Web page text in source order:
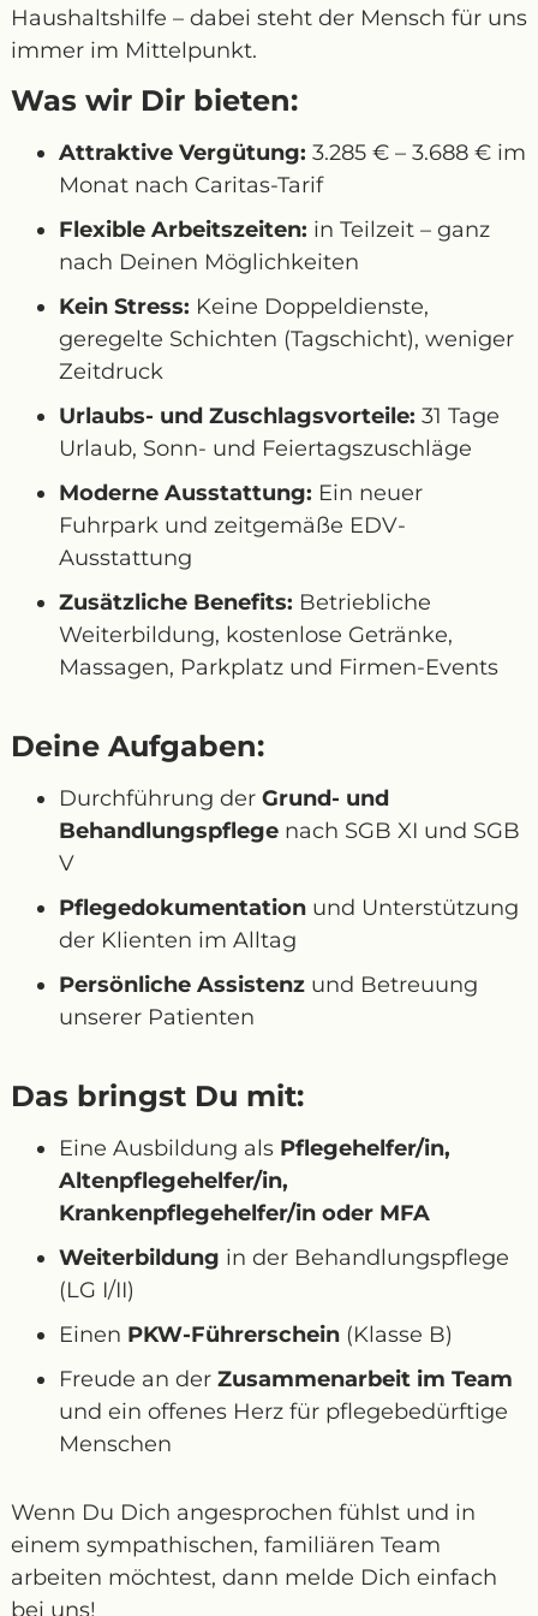
Haushaltshilfe – dabei steht der Mensch für uns
immer im Mittelpunkt.
Was wir Dir bieten:
Attraktive Vergütung: 3.285 € – 3.688 € im
Monat nach Caritas-Tarif
Flexible Arbeitszeiten: in Teilzeit – ganz
nach Deinen Möglichkeiten
Kein Stress: Keine Doppeldienste,
geregelte Schichten (Tagschicht), weniger
Zeitdruck
Urlaubs- und Zuschlagsvorteile: 31 Tage
Urlaub, Sonn- und Feiertagszuschläge
Moderne Ausstattung: Ein neuer
Fuhrpark und zeitgemäße EDV-
Ausstattung
Zusätzliche Benefits: Betriebliche
Weiterbildung, kostenlose Getränke,
Massagen, Parkplatz und Firmen-Events
Deine Aufgaben:
Durchführung der Grund- und
Behandlungspflegenach SGB XI und SGB
V
Pflegedokumentationund Unterstützung
der Klienten im Alltag
Persönliche Assistenzund Betreuung
unserer Patienten
Das bringst Du mit:
Eine Ausbildung als Pflegehelfer/in,
Altenpflegehelfer/in,
Krankenpflegehelfer/in oder MFA
Weiterbildung in der Behandlungspflege
(LG I/II)
Einen PKW-Führerschein(Klasse B)
Freude an der Zusammenarbeit im Team
und ein offenes Herz für pflegebedürftige
Menschen
Wenn Du Dich angesprochen fühlst und in
einem sympathischen, familiären Team
arbeiten möchtest, dann melde Dich einfach
bei uns!